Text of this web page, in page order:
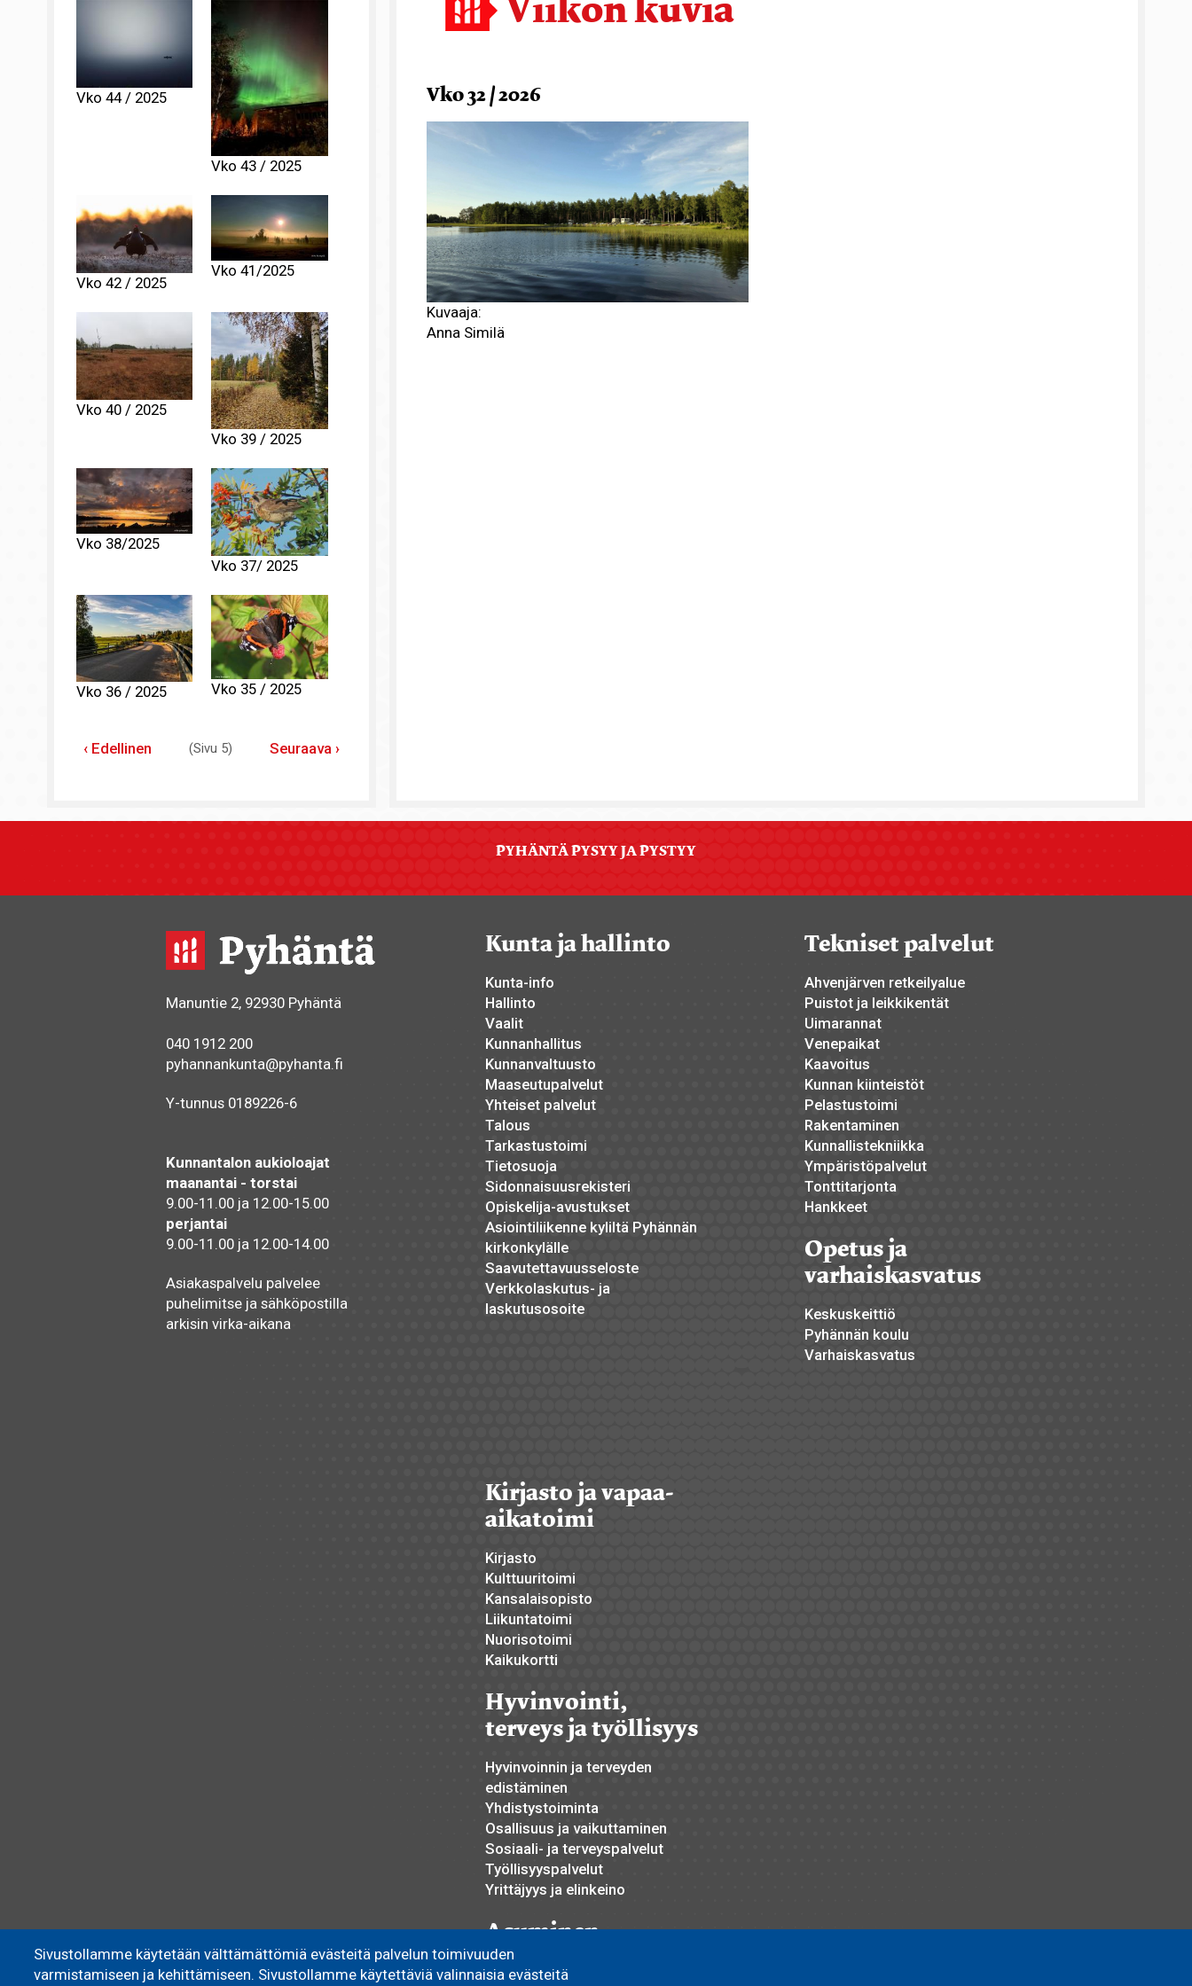
Viikon kuvia
Vko 32 / 2026
Kuvaaja:
Anna Similä
Vko 44 / 2025
Vko 43 / 2025
Vko 42 / 2025
Vko 41/2025
Vko 40 / 2025
Vko 39 / 2025
Vko 38/2025
Vko 37/ 2025
Vko 36 / 2025 Vko 35 / 2025
Sivutus
Edellinen
‹ Edellinen (Sivu 5)
Seuraava
Seuraava ›
PYHÄNTÄ PYSYY JA PYSTYY
Sivustollamme käytetään välttämättömiä evästeitä palvelun toimivuuden
varmistamiseen ja kehittämiseen. Sivustollamme käytettäviä valinnaisia evästeitä
Manuntie 2, 92930 Pyhäntä
040 1912 200
pyhannankunta@pyhanta.fi
Y-tunnus 0189226-6
Kunnantalon aukioloajat
maanantai - torstai
9.00-11.00 ja 12.00-15.00
perjantai
9.00-11.00 ja 12.00-14.00
Asiakaspalvelu palvelee
puhelimitse ja sähköpostilla
arkisin virka-aikana
Kunta ja hallinto
Kunta-info
Hallinto
Vaalit
Kunnanhallitus
Kunnanvaltuusto
Maaseutupalvelut
Yhteiset palvelut
Talous
Tarkastustoimi
Tietosuoja
Sidonnaisuusrekisteri
Opiskelija-avustukset
Asiointiliikenne kyliltä Pyhännän
kirkonkylälle
Saavutettavuusseloste
Verkkolaskutus- ja
laskutusosoite
Tekniset palvelut
Ahvenjärven retkeilyalue
Puistot ja leikkikentät
Uimarannat
Venepaikat
Kaavoitus
Kunnan kiinteistöt
Pelastustoimi
Rakentaminen
Kunnallistekniikka
Ympäristöpalvelut
Tonttitarjonta
Hankkeet
Opetus ja
varhaiskasvatus
Keskuskeittiö
Pyhännän koulu
Varhaiskasvatus
Kirjasto ja vapaa-
aikatoimi
Kirjasto
Kulttuuritoimi
Kansalaisopisto
Liikuntatoimi
Nuorisotoimi
Kaikukortti
Hyvinvointi,
terveys ja työllisyys
Hyvinvoinnin ja terveyden
edistäminen
Yhdistystoiminta
Osallisuus ja vaikuttaminen
Sosiaali- ja terveyspalvelut
Työllisyyspalvelut
Yrittäjyys ja elinkeino
Asuminen
Pyhännän Monitoimitalo